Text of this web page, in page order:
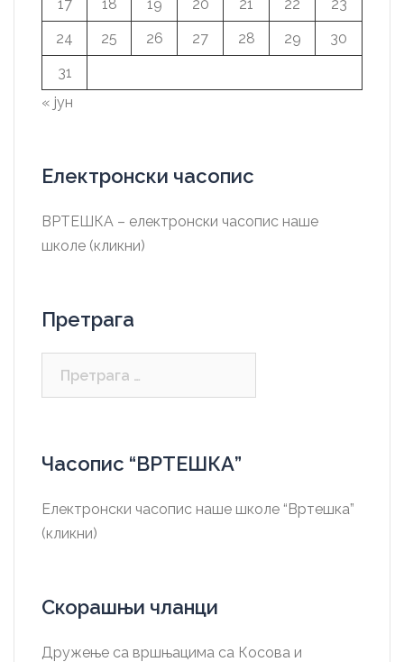
17
18 19 20 21 22
23
24
25 26 27 28 29
30
31
« јун
Електронски часопис
ВРТЕШКА – електронски часопис наше
школе (кликни)
Претрага
Часопис “ВРТЕШКА”
Електронски часопис наше школе “Вртешка”
(кликни)
Скорашњи чланци
Дружење са вршњацима са Косова и